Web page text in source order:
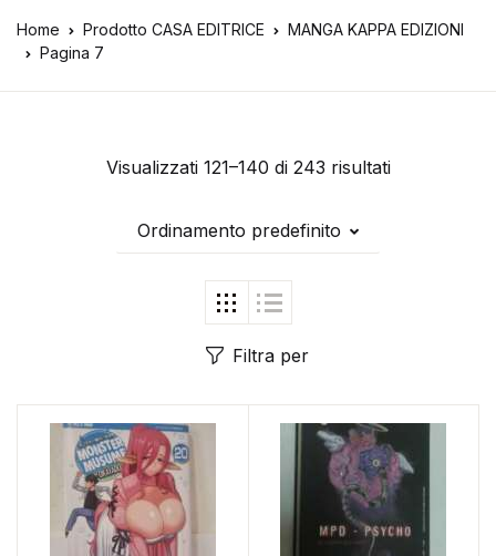
Home Prodotto CASA EDITRICE
MANGA KAPPA EDIZIONI
Pagina 7
Visualizzati 121–140 di 243 risultati
Ordinamento predefinito
Filtra per